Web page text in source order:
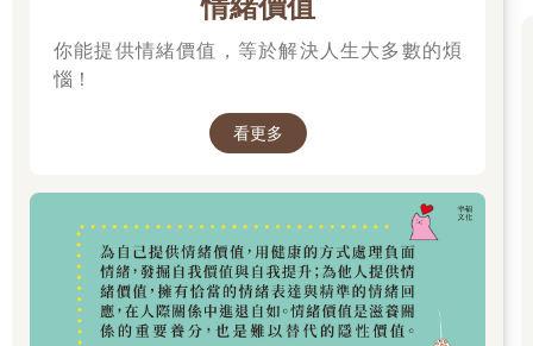
是可預期的阻礙，而在開始面前的卻是想像。所以，不放棄，很
留下來努力，則需要更大的心意。
去，其實也同樣可以找到一萬個理由。妳很明白這一點，因為任
何事都是一體兩面，有光就會有暗，也就像是愛情一樣。雖然你
們有過些爭執與不愉快，但更是一起度過了一些還不錯的時光，
不能夠因為一些壞的，就將好的全都一筆勾銷，重要的應該是如
何將壞變成是好的。任何關係都沒有絕對的好跟壞，只有自己怎
麼看待，而能不能繼續往下走，也是同樣的道理。
情緒價值
你能提供情緒價值，等於解決人生大多數的煩
惱！
看更多